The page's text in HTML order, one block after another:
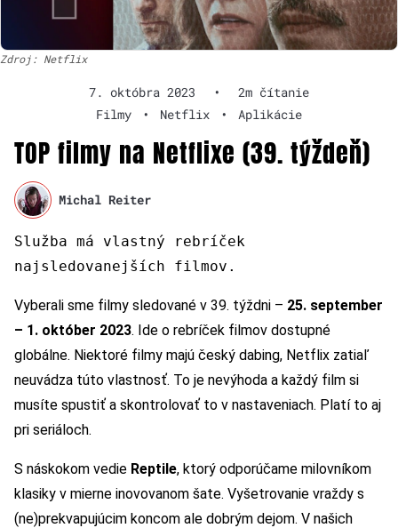
Zdroj: Netflix
7. októbra 2023 •
2m čítanie
Filmy
• Netflix • Aplikácie
TOP filmy na Netflixe (39. týždeň)
Michal Reiter
Služba má vlastný rebríček
najsledovanejších filmov.
Vyberali sme filmy sledované v 39. týždni – 25. september
– 1. október 2023. Ide o rebríček filmov dostupné
globálne. Niektoré filmy majú český dabing, Netflix zatiaľ
neuvádza túto vlastnosť. To je nevýhoda a každý film si
musíte spustiť a skontrolovať to v nastaveniach. Platí to aj
pri seriáloch.
S náskokom vedie Reptile, ktorý odporúčame milovníkom
klasiky v mierne inovovanom šate. Vyšetrovanie vraždy s
(ne)prekvapujúcim koncom ale dobrým dejom. V našich